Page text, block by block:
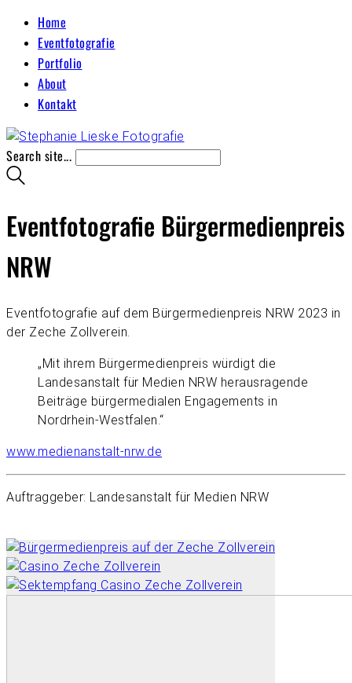
Home
Eventfotografie
Portfolio
About
Kontakt
Search site...
Eventfotografie Bürgermedienpreis
NRW
Eventfotografie auf dem Bürgermedienpreis NRW 2023 in
der Zeche Zollverein.
„Mit ihrem Bürgermedienpreis würdigt die
Landesanstalt für Medien NRW herausragende
Beiträge bürgermedialen Engagements in
Nordrhein-Westfalen.“
www.medienanstalt-nrw.de
Auftraggeber: Landesanstalt für Medien NRW